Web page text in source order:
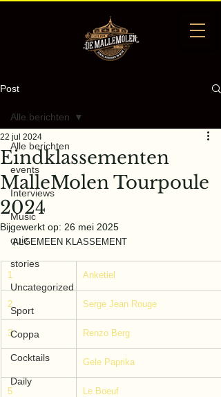
Post
Alle berichten
events
Interviews
Music
quiz
stories
Uncategorized
Sport
Coppa
Cocktails
Daily
Alle berichten
Eindklassementen
MalleMolen Tourpoule
2024
22 jul 2024
Bijgewerkt op: 26 mei 2025
ALGEMEEN KLASSEMENT
1 Anketiel
2 Serge Jean Rouge
3 Renzo Berg
Gele Paprika
5 Le Boeuf